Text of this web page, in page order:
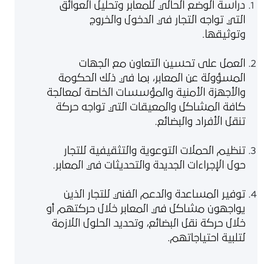
دراسة الوضع الحالي للمعابر وتحليل العوائق
التي تواجه التجار في الدخول والخروج
وتوثيقها.
العمل على تحسين التعاون مع الجهات
المسؤولة عن المعابر، بما في ذلك الحكومة
والأجهزة الأمنية والمؤسسات الخاصة لمعالجة
كافة المشاكل والمعيقات التي تواجه حركة
تنقل الأفراد والبضائع.
تنظيم الحملات التوعوية والتثقيفية للتجار
حول الإجراءات الجديدة والتحديثات في المعابر.
توفير المساعدة والدعم الفني للتجار الذين
يواجهون مشاكل في المعابر خلال حركتهم أو
خلال حركة نقل البضائع، وتحديد الحلول اللازمة
لتلبية احتياجاتهم.